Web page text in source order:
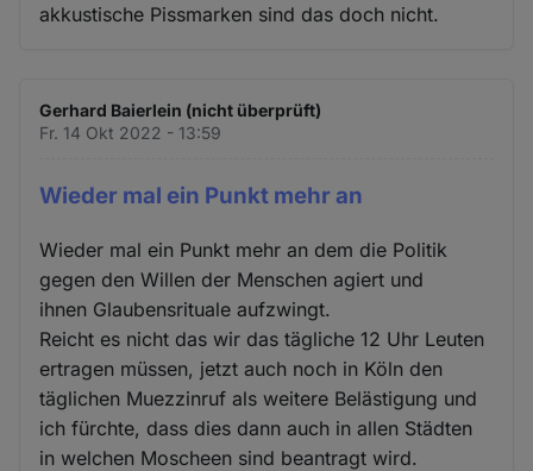
akkustische Pissmarken sind das doch nicht.
Gerhard Baierlein (nicht überprüft)
Fr. 14 Okt 2022 - 13:59
Wieder mal ein Punkt mehr an
Wieder mal ein Punkt mehr an dem die Politik
gegen den Willen der Menschen agiert und
ihnen Glaubensrituale aufzwingt.
Reicht es nicht das wir das tägliche 12 Uhr Leuten
ertragen müssen, jetzt auch noch in Köln den
täglichen Muezzinruf als weitere Belästigung und
ich fürchte, dass dies dann auch in allen Städten
in welchen Moscheen sind beantragt wird.